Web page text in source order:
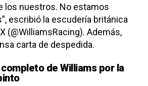
los nuestros. No estamos
, escribió la escudería británica
(@WilliamsRacing). Además,
carta de despedida.
de Williams por la